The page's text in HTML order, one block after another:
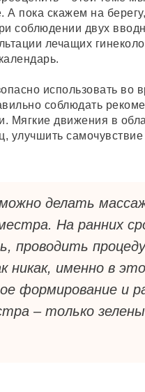
А пока скажем на
соблюдении двух
лечащих
использовать во
соблюдать
Мягкие движения в
улучшить
делать
На ранних
проводить
никак, именно в
формирование и
– только